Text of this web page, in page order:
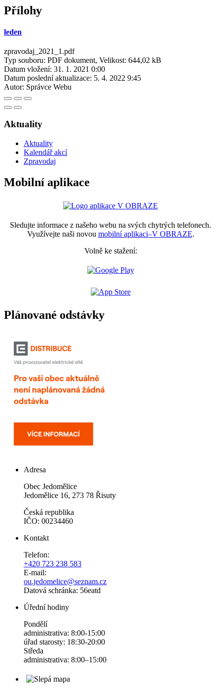
Přílohy
leden
zpravodaj_2021_1.pdf
Typ souboru: PDF dokument, Velikost: 644,02 kB
Datum vložení: 31. 1. 2021 0:00
Datum poslední aktualizace: 5. 4. 2022 9:45
Autor: Správce Webu
Aktuality
Aktuality
Kalendář akcí
Zpravodaj
Mobilní aplikace
Sledujte informace z našeho webu na svých chytrých telefonech.
Využívejte naši novou mobilní aplikaci–V OBRAZE.
Volně ke stažení:
Plánované odstávky
Adresa
Obec Jedomělice
Jedomělice 16, 273 78 Řisuty
Česká republika
IČO: 00234460
Kontakt
Telefon:
+420 723 238 583
E-mail:
ou.jedomelice@seznam.cz
Datová schránka: 56eatd
Úřední hodiny
Pondělí
administrativa: 8:00-15:00
úřad starosty: 18:30-20:00
Středa
administrativa: 8:00–15:00